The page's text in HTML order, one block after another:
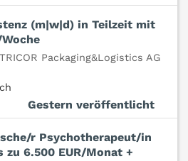
(m|w|d) in Teilzeit mit
TRICOR Packaging&Logistics AG
Gestern veröffentlicht
r Psychotherapeut/in
zu 6.500 EUR/Monat +